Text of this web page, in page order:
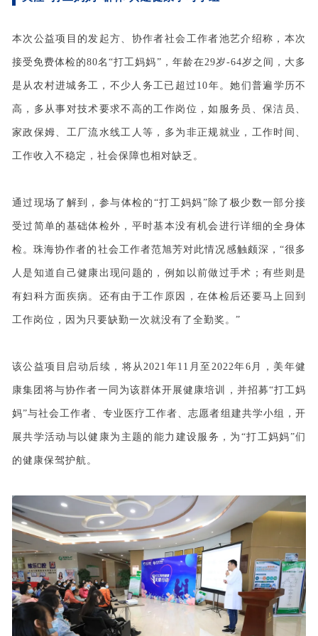
本次公益项目的发起方、协作者社会工作者池艺介绍称，本次
接受免费体检的80名“打工妈妈”，年龄在29岁-64岁之间，大多
是从农村进城务工，不少人务工已超过10年。她们普遍学历不
高，多从事对技术要求不高的工作岗位，如服务员、保洁员、
家政保姆、工厂流水线工人等，多为非正规就业，工作时间、
工作收入不稳定，社会保障也相对缺乏。
通过现场了解到，参与体检的“打工妈妈”除了极少数一部分接
受过简单的基础体检外，平时基本没有机会进行详细的全身体
检。珠海协作者的社会工作者范旭芳对此情况感触颇深，“很多
人是知道自己健康出现问题的，例如以前做过手术；有些则是
有妇科方面疾病。还有由于工作原因，在体检后还要马上回到
工作岗位，因为只要缺勤一次就没有了全勤奖。”
该公益项目启动后续，将从2021年11月至2022年6月，美年健
康集团将与协作者一同为该群体开展健康培训，并招募“打工妈
妈”与社会工作者、专业医疗工作者、志愿者组建共学小组，开
展共学活动与以健康为主题的能力建设服务，为“打工妈妈”们
的健康保驾护航。